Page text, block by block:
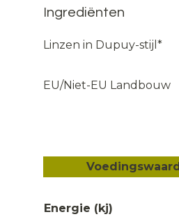
Ingrediënten
Linzen in Dupuy-stijl*
EU/Niet-EU Landbouw
Energie (kj)